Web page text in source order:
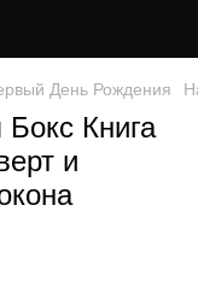
День Рождения
Книга
и